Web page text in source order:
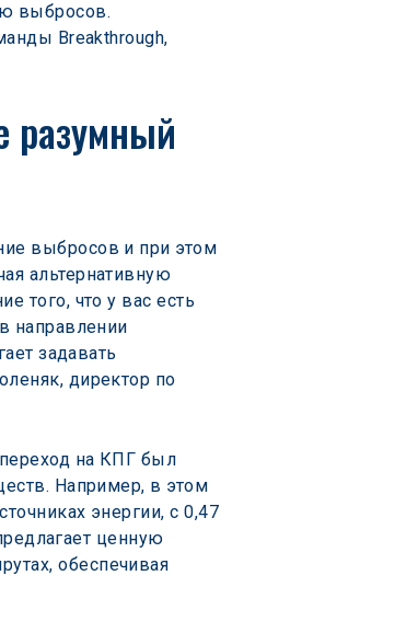
выбросов.
Breakthrough,
разумный
выбросов и при этом
альтернативную
того, что у вас есть
направлении
задавать
директор по
на КПГ был
Например, в этом
энергии, с 0,47
ценную
обеспечивая